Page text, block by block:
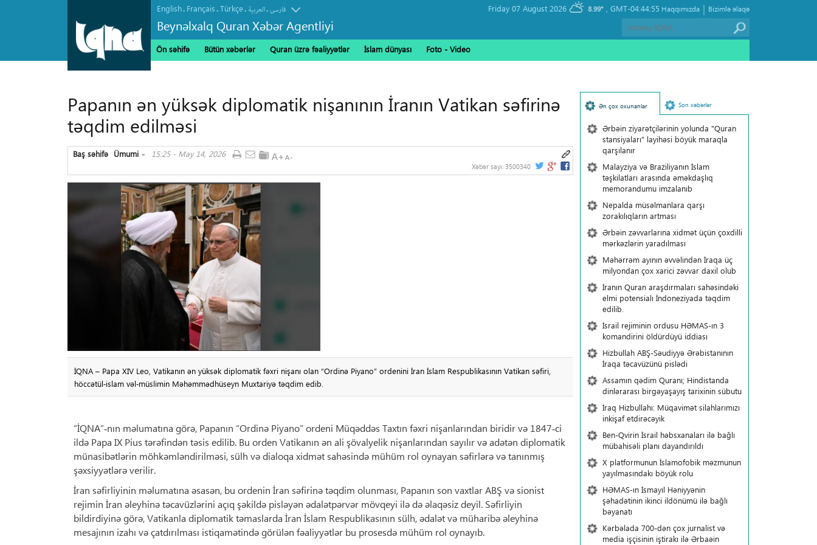
English. Français.Türkçe. العربیة.فارسی
Beynəlxalq Quran Xəbər Agentliyi
GMT-04:44:55
8.99° Bizimlə əlaqə
|
Haqqımızda
Ön səhifə Bütün xəbərlər Quran üzrə fəaliyyətlər İslam dünyası Foto - Video
Papanın ən yüksək diplomatik nişanının İranın Vatikan səfirinə
təqdim edilməsi
Baş səhifə »
Ümumi 15:25 - May 14, 2026
Xəbər sayı: 3500340
İQNA – Papa XIV Leo, Vatikanın ən yüksək diplomatik fəxri nişanı olan “Ordinə Piyano” ordenini İran İslam Respublikasının Vatikan səfiri,
höccətül‑islam vəl‑müslimin Məhəmmədhüseyn Muxtariyə təqdim edib.
“İQNA”‑nın məlumatına görə, Papanın “Ordinə Piyano” ordeni Müqəddəs Taxtın fəxri nişanlarından biridir və 1847‑ci
ildə Papa IX Pius tərəfindən təsis edilib. Bu orden Vatikanın ən ali şövalyelik nişanlarından sayılır və adətən diplomatik
münasibətlərin möhkəmləndirilməsi, sülh və dialoqa xidmət sahəsində mühüm rol oynayan səfirlərə və tanınmış
şəxsiyyətlərə verilir.
İran səfirliyinin məlumatına əsasən, bu ordenin İran səfirinə təqdim olunması, Papanın son vaxtlar ABŞ və sionist
rejimin İran əleyhinə təcavüzlərini açıq şəkildə pisləyən ədalətpərvər mövqeyi ilə də əlaqəsiz deyil. Səfirliyin
bildirdiyinə görə, Vatikanla diplomatik təmaslarda İran İslam Respublikasının sülh, ədalət və müharibə əleyhinə
mesajının izahı və çatdırılması istiqamətində görülən fəaliyyətlər bu prosesdə mühüm rol oynayıb.
Ən çox oxunanlar Son xəbərlər
Ərbəin ziyarətçilərinin yolunda "Quran
stansiyaları" layihəsi böyük maraqla
qarşılanır
Malayziya və Braziliyanın İslam
təşkilatları arasında əməkdaşlıq
memorandumu imzalanıb
Nepalda müsəlmanlara qarşı
zorakılıqların artması
Ərbəin zəvvarlarına xidmət üçün çoxdilli
mərkəzlərin yaradılması
Məhərrəm ayının əvvəlindən İraqa üç
milyondan çox xarici zəvvar daxil olub
İranın Quran araşdırmaları sahəsindəki
elmi potensialı İndoneziyada təqdim
edilib.
İsrail rejiminin ordusu HƏMAS-ın 3
komandirini öldürdüyü iddiası
Hizbullah ABŞ-Səudiyyə Ərəbistanının
İraqa təcavüzünü pislədi
Assamın qədim Quranı; Hindistanda
dinlərarası birgəyaşayış tarixinin sübutu
İraq Hizbullahı: Müqavimət silahlarımızı
inkişaf etdirəcəyik
Ben-Qvirin İsrail həbsxanaları ilə bağlı
mübahisəli planı dayandırıldı
X platformunun İslamofobik məzmunun
yayılmasındakı böyük rolu
HƏMAS-ın İsmayıl Həniyyənin
şəhadətinin ikinci ildönümü ilə bağlı
bəyanatı
Kərbəlada 700-dən çox jurnalist və
media işçisinin iştirakı ilə Ərbaəin